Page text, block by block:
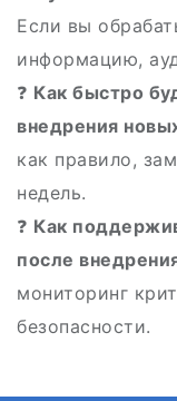
Если вы
информацию,
❓ Как быстро
внедрения
как правило,
недель.
❓ Как
после
мониторинг
безопасности.